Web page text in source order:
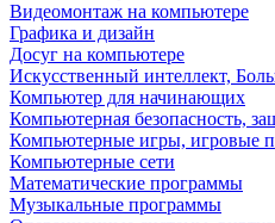
Видеомонтаж на компьютере
Графика и дизайн
Досуг на компьютере
Искусственный интеллект,
Компьютер для начинающих
Компьютерная безопасность,
Компьютерные игры, игровые
Компьютерные сети
Математические программы
Музыкальные программы